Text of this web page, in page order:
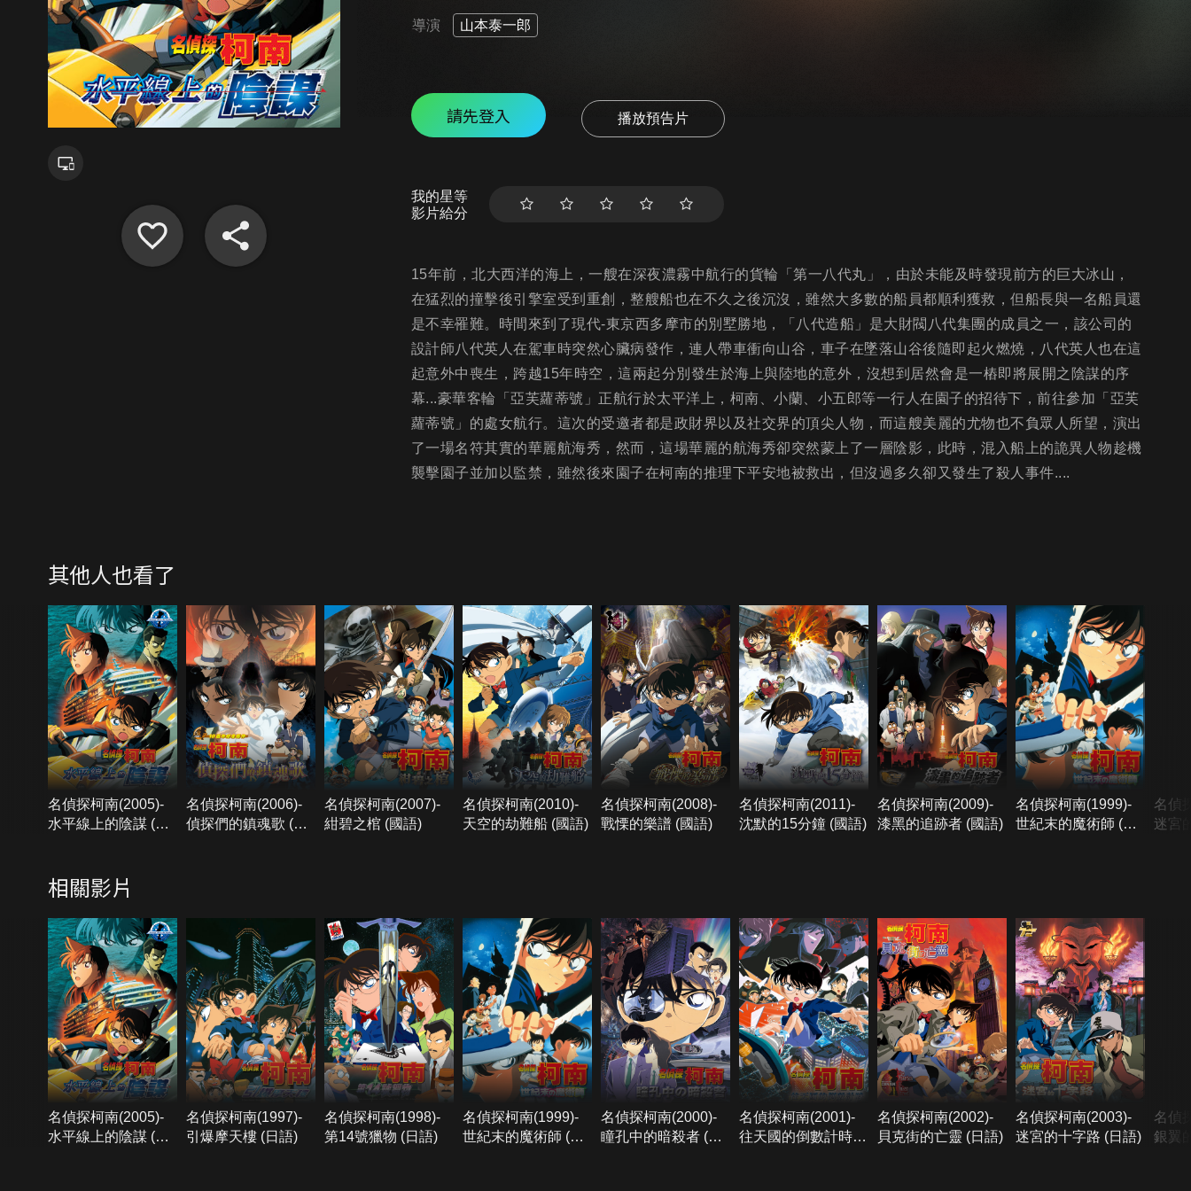
導演 山本泰一郎
請先登入 播放預告片
我的星等
影片給分
15年前，北大西洋的海上，一艘在深夜濃霧中航行的貨輪「第一八代丸」，由於未能及時發現前方的巨大冰山，
在猛烈的撞擊後引擎室受到重創，整艘船也在不久之後沉沒，雖然大多數的船員都順利獲救，但船長與一名船員還
是不幸罹難。時間來到了現代-東京西多摩市的別墅勝地，「八代造船」是大財閥八代集團的成員之一，該公司的
設計師八代英人在駕車時突然心臟病發作，連人帶車衝向山谷，車子在墜落山谷後隨即起火燃燒，八代英人也在這
起意外中喪生，跨越15年時空，這兩起分別發生於海上與陸地的意外，沒想到居然會是一樁即將展開之陰謀的序
幕...豪華客輪「亞芙蘿蒂號」正航行於太平洋上，柯南、小蘭、小五郎等一行人在園子的招待下，前往參加「亞芙
蘿蒂號」的處女航行。這次的受邀者都是政財界以及社交界的頂尖人物，而這艘美麗的尤物也不負眾人所望，演出
了一場名符其實的華麗航海秀，然而，這場華麗的航海秀卻突然蒙上了一層陰影，此時，混入船上的詭異人物趁機
襲擊園子並加以監禁，雖然後來園子在柯南的推理下平安地被救出，但沒過多久卻又發生了殺人事件....
其他人也看了
名偵探柯南(2005)-
水平線上的陰謀 (國
名偵探柯南(2006)-
偵探們的鎮魂歌 (國
名偵探柯南(2007)-
紺碧之棺 (國語)
名偵探柯南(2010)-
天空的劫難船 (國語)
名偵探柯南(2008)-
戰慄的樂譜 (國語)
名偵探柯南(2011)-
沈默的15分鐘 (國語)
名偵探柯南(2009)-
漆黑的追跡者 (國語)
名偵探柯南(1999)-
世紀末的魔術師 (國
名偵
迷宮
相關影片
名偵探柯南(2005)-
水平線上的陰謀 (國
名偵探柯南(1997)-
引爆摩天樓 (日語)
名偵探柯南(1998)-
第14號獵物 (日語)
名偵探柯南(1999)-
世紀末的魔術師 (日
名偵探柯南(2000)-
瞳孔中的暗殺者 (日
名偵探柯南(2001)-
往天國的倒數計時
名偵探柯南(2002)-
貝克街的亡靈 (日語)
名偵探柯南(2003)-
迷宮的十字路 (日語)
名偵
銀翼